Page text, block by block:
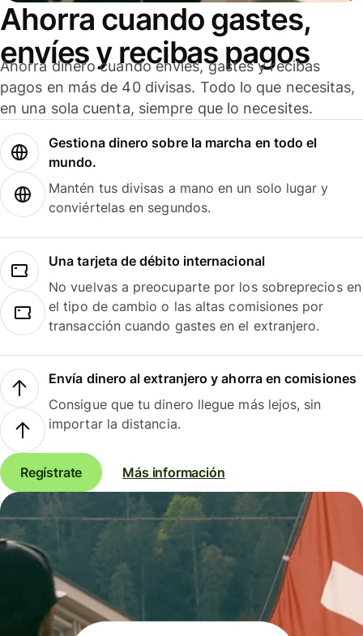
Ahorra cuando gastes,
envíes y recibas pagos
Ahorra dinero cuando envíes, gastes y recibas
pagos en más de 40 divisas. Todo lo que necesitas,
en una sola cuenta, siempre que lo necesites.
Gestiona dinero sobre la marcha en todo el
mundo.
Mantén tus divisas a mano en un solo lugar y
conviértelas en segundos.
Una tarjeta de débito internacional
No vuelvas a preocuparte por los sobreprecios en
el tipo de cambio o las altas comisiones por
transacción cuando gastes en el extranjero.
Envía dinero al extranjero y ahorra en comisiones
Consigue que tu dinero llegue más lejos, sin
importar la distancia.
Regístrate Más información